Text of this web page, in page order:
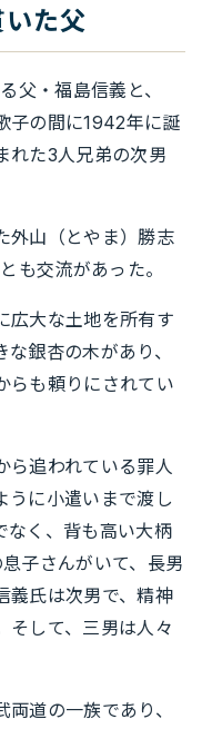
た父
父・福島信義と、
子の間に1942年に誕
れた3人兄弟の次男
外山（とやま）勝志
も交流があった。
広大な土地を所有す
銀杏の木があり、
らも頼りにされてい
ら追われている罪人
うに小遣いまで渡し
なく、背も高い大柄
子さんがいて、長男
義氏は次男で、精神
そして、三男は人々
道の一族であり、